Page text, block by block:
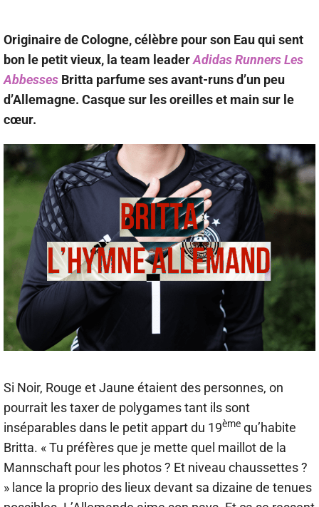
Originaire de Cologne, célèbre pour son Eau qui sent
bon le petit vieux, la team leaderAdidas Runners Les
Abbesses Britta parfume ses avant-runs d’un peu
d’Allemagne. Casque sur les oreilles et main sur le
cœur.
Si Noir, Rouge et Jaune étaient des personnes, on
pourrait les taxer de polygames tant ils sont
inséparables dans le petit appart du 19ème qu’habite
Britta. « Tu préfères que je mette quel maillot de la
Mannschaft pour les photos ? Et niveau chaussettes ?
» lance la proprio des lieux devant sa dizaine de tenues